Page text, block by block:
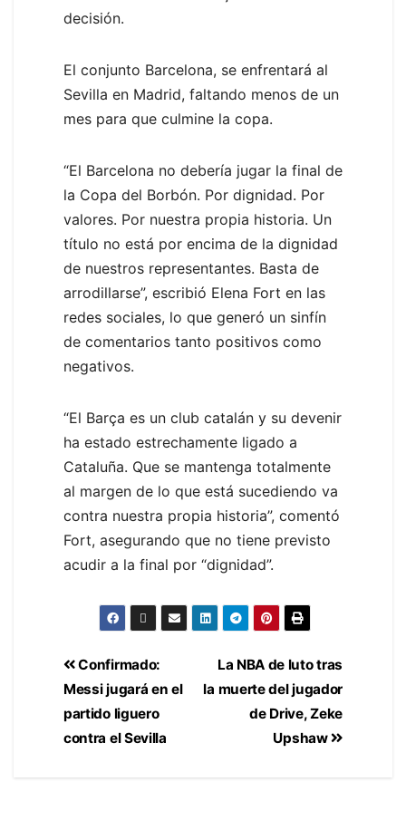
decisión.
El conjunto Barcelona, se enfrentará al
Sevilla en Madrid, faltando menos de un
mes para que culmine la copa.
“El Barcelona no debería jugar la final de
la Copa del Borbón. Por dignidad. Por
valores. Por nuestra propia historia. Un
título no está por encima de la dignidad
de nuestros representantes. Basta de
arrodillarse”, escribió Elena Fort en las
redes sociales, lo que generó un sinfín
de comentarios tanto positivos como
negativos.
“El Barça es un club catalán y su devenir
ha estado estrechamente ligado a
Cataluña. Que se mantenga totalmente
al margen de lo que está sucediendo va
contra nuestra propia historia”, comentó
Fort, asegurando que no tiene previsto
acudir a la final por “dignidad”.
La NBA de luto tras
la muerte del jugador
de Drive, Zeke
Upshaw
Confirmado:
Messi jugará en el
partido liguero
contra el Sevilla